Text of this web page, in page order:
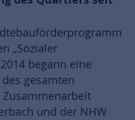
„Sozialer
begann eine
gesamten
und der NHW